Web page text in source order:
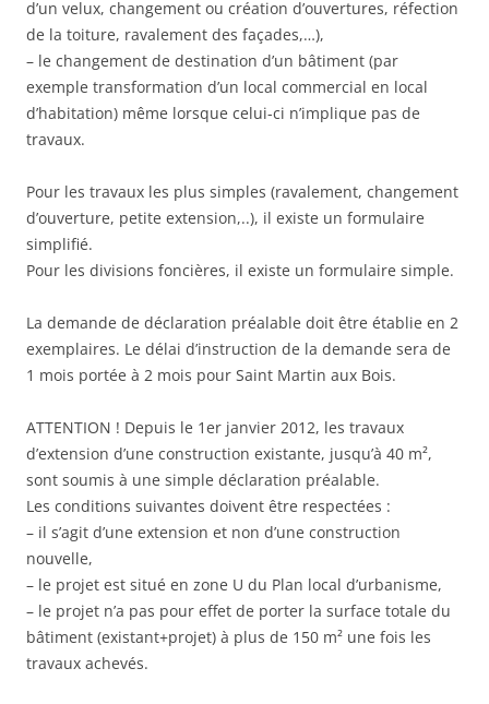
d’un velux, changement ou création d’ouvertures, réfection
de la toiture, ravalement des façades,…),
– le changement de destination d’un bâtiment (par
exemple transformation d’un local commercial en local
d’habitation) même lorsque celui-ci n’implique pas de
travaux.
Pour les travaux les plus simples (ravalement, changement
d’ouverture, petite extension,..), il existe un formulaire
simplifié.
Pour les divisions foncières, il existe un formulaire simple.
La demande de déclaration préalable doit être établie en 2
exemplaires. Le délai d’instruction de la demande sera de
1 mois portée à 2 mois pour Saint Martin aux Bois.
ATTENTION ! Depuis le 1er janvier 2012, les travaux
d’extension d’une construction existante, jusqu’à 40 m²,
sont soumis à une simple déclaration préalable.
Les conditions suivantes doivent être respectées :
– il s’agit d’une extension et non d’une construction
nouvelle,
– le projet est situé en zone U du Plan local d’urbanisme,
– le projet n’a pas pour effet de porter la surface totale du
bâtiment (existant+projet) à plus de 150 m² une fois les
travaux achevés.